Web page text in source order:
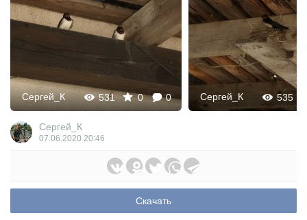
531 0 0
Сергей_К 535
Сергей_К
Сергей_К
07.06.2020 20:46
Скачать